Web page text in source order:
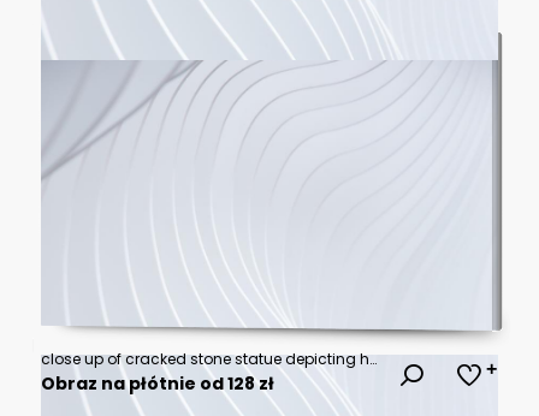
close up of cracked stone statue depicting human face, showcasing intricate details and textures. warm sunlight enhances emotional expression of sculpture
Obraz na płótnie od 128 zł